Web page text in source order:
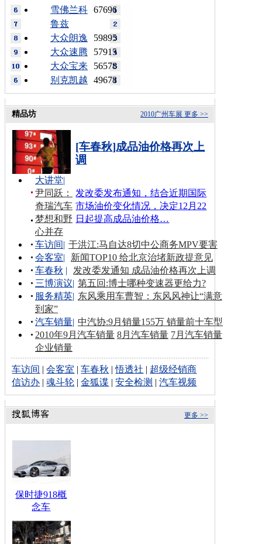
67696
雪佛兰科
鲁兹
59895
大众朗逸
57915
大众速腾
56578
大众宝来
49678
别克凯越
更多 >>
2010广州车展
精品坊
[车春秋]成品油价格再次上
调
发改委发布通知，结合近期国际
市场油价变化情况，决定12月22
日起提高成品油价格…
大讲堂|
尹同跃：
奇瑞汽车
梦想和野
心并存
车访间| 于洪江:马自达8切中公商务MPV要害
会客室|
新闻TOP10 给北京治堵新政提意见
车春秋 |
发改委发通知 成品油价格再次上调
三博演议| 第五回:博士哪种变速器更给力?
服务精英| 东风乘用车曹智：东风风神让“满意
到家”
汽车销量| 中汽协:9月销量155万 销量前十车型
2010年9月汽车销量 8月汽车销量 7月汽车销量
企业销量
车访间 |会客室 |车春秋 |悟透社 | 超级经销商
信访办 |魂斗轮 |金狐谍 |安全检测 |汽车视频
更多 >>
保时捷918概
念车